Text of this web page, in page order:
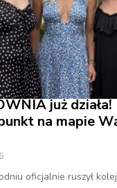
już
na mapie
oficjalnie ruszył